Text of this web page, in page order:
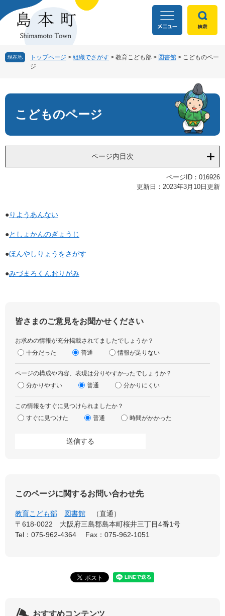
ー
ニ
本
現在地 トップページ > 組織でさがす > 教育こども部 > 図書館 > こどものペー
ジ
文
こどものページ
ページ内目次
ページID：016926
更新日：2023年3月10日更新
●りようあんない
●としょかんのぎょうじ
●ほんやしりょうをさがす
●みづまろくんおりがみ
皆さまのご意見をお聞かせください
お求めの情報が充分掲載されてましたでしょうか？
十分だった
普通 情報が足りない
ページの構成や内容、表現は分りやすかったでしょうか？
分かりやすい
普通 分かりにくい
この情報をすぐに見つけられましたか？
すぐに見つけた
普通 時間がかかった
このページに関するお問い合わせ先
教育こども部 図書館
直通
〒618-0022
大阪府三島郡島本町桜井三丁目4番1号
Tel：075-962-4364
Fax：075-962-1051
おすすめコンテンツ